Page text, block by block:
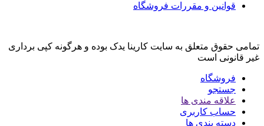
قوانین و مقررات فروشگاه
تمامی حقوق متعلق به سایت کارینا یدک بوده و هرگونه کپی برداری
غیر قانونی است
فروشگاه
جستجو
علاقه مندی ها
حساب کاربری
دسته بندی ها